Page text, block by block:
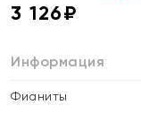
3 126₽
Информация
Фианиты